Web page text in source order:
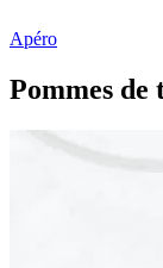
Apéro
Pommes de